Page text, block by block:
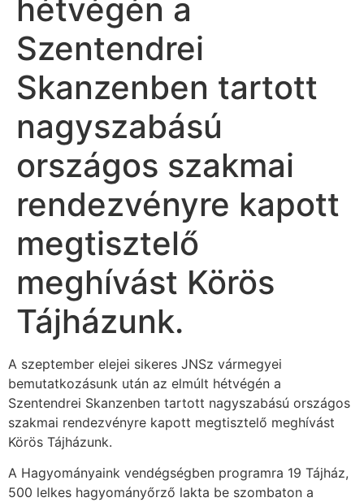
hétvégén a
Szentendrei
Skanzenben tartott
nagyszabású
országos szakmai
rendezvényre kapott
megtisztelő
meghívást Körös
Tájházunk.
A szeptember elejei sikeres JNSz vármegyei
bemutatkozásunk után az elmúlt hétvégén a
Szentendrei Skanzenben tartott nagyszabású országos
szakmai rendezvényre kapott megtisztelő meghívást
Körös Tájházunk.
A Hagyományaink vendégségben programra 19 Tájház,
500 lelkes hagyományőrző lakta be szombaton a